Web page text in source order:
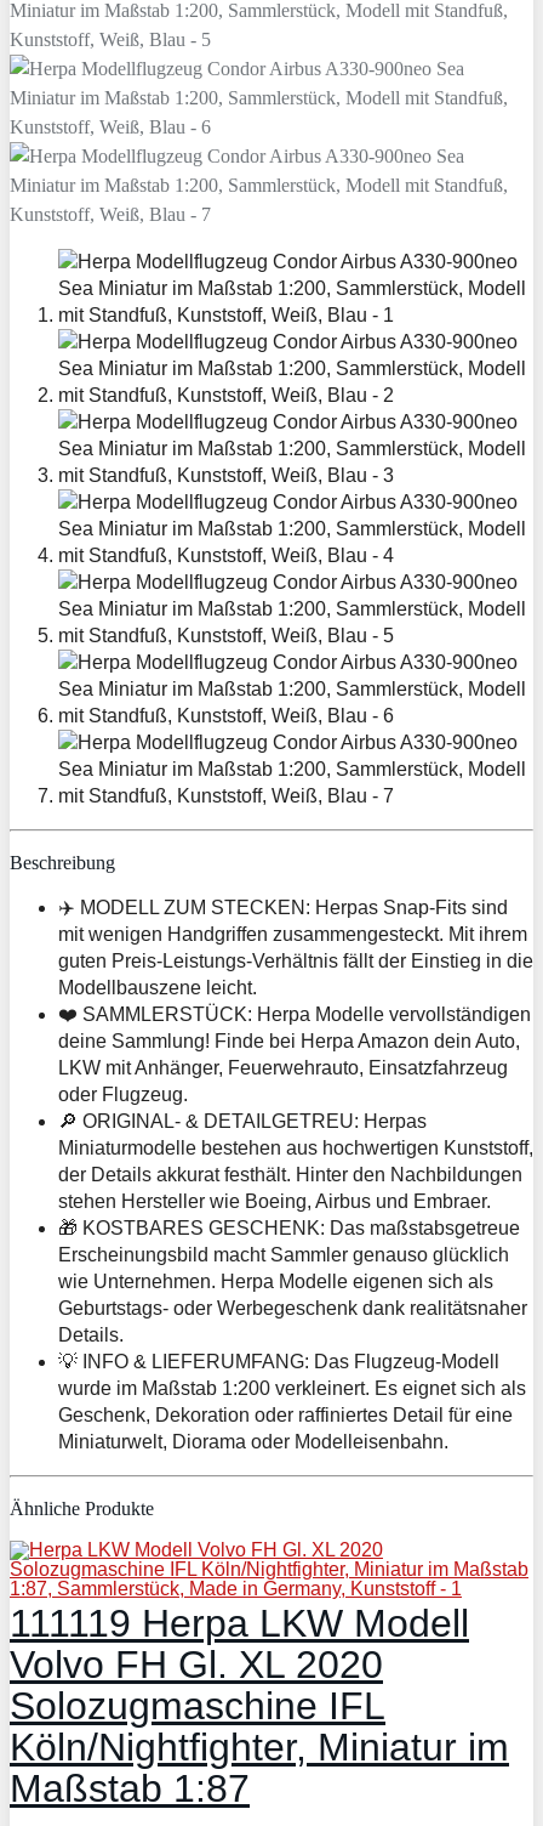
Beschreibung
✈️ MODELL ZUM STECKEN: Herpas Snap-Fits sind
mit wenigen Handgriffen zusammengesteckt. Mit ihrem
guten Preis-Leistungs-Verhältnis fällt der Einstieg in die
Modellbauszene leicht.
❤️ SAMMLERSTÜCK: Herpa Modelle vervollständigen
deine Sammlung! Finde bei Herpa Amazon dein Auto,
LKW mit Anhänger, Feuerwehrauto, Einsatzfahrzeug
oder Flugzeug.
🔎 ORIGINAL- & DETAILGETREU: Herpas
Miniaturmodelle bestehen aus hochwertigen Kunststoff,
der Details akkurat festhält. Hinter den Nachbildungen
stehen Hersteller wie Boeing, Airbus und Embraer.
🎁 KOSTBARES GESCHENK: Das maßstabsgetreue
Erscheinungsbild macht Sammler genauso glücklich
wie Unternehmen. Herpa Modelle eigenen sich als
Geburtstags- oder Werbegeschenk dank realitätsnaher
Details.
💡 INFO & LIEFERUMFANG: Das Flugzeug-Modell
wurde im Maßstab 1:200 verkleinert. Es eignet sich als
Geschenk, Dekoration oder raffiniertes Detail für eine
Miniaturwelt, Diorama oder Modelleisenbahn.
Ähnliche Produkte
111119 Herpa LKW Modell
Volvo FH Gl. XL 2020
Solozugmaschine IFL
Köln/Nightfighter, Miniatur im
Maßstab 1:87